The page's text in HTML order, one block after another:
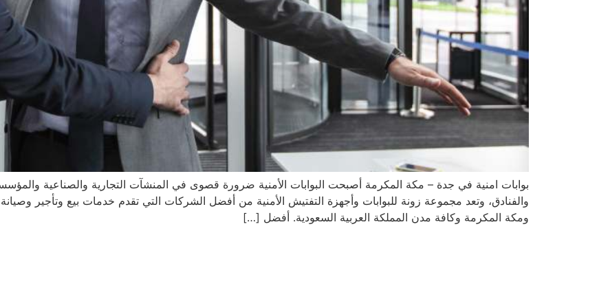
بوابات امنية في جدة – مكة المكرمة أصبحت البوابات الأمنية ضرورة قصوى في المنشآت التجارية والصناعية
والفنادق، وتعد مجموعة زونة للبوابات وأجهزة التفتيش الأمنية من أفضل الشركات التي تقدم خدمات بيع وتأجير وصيانة
ومكة المكرمة وكافة مدن المملكة العربية السعودية. أفضل […]